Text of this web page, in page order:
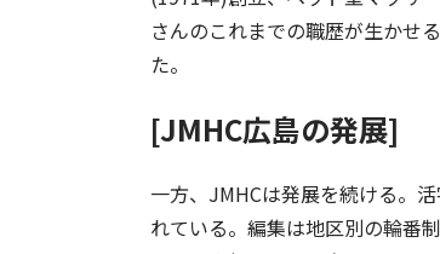
さんのこれまでの職歴が生かせ
た。
[JMHC広島の発展]
一方、JMHCは発展を続ける。
れている。編集は地区別の輪番